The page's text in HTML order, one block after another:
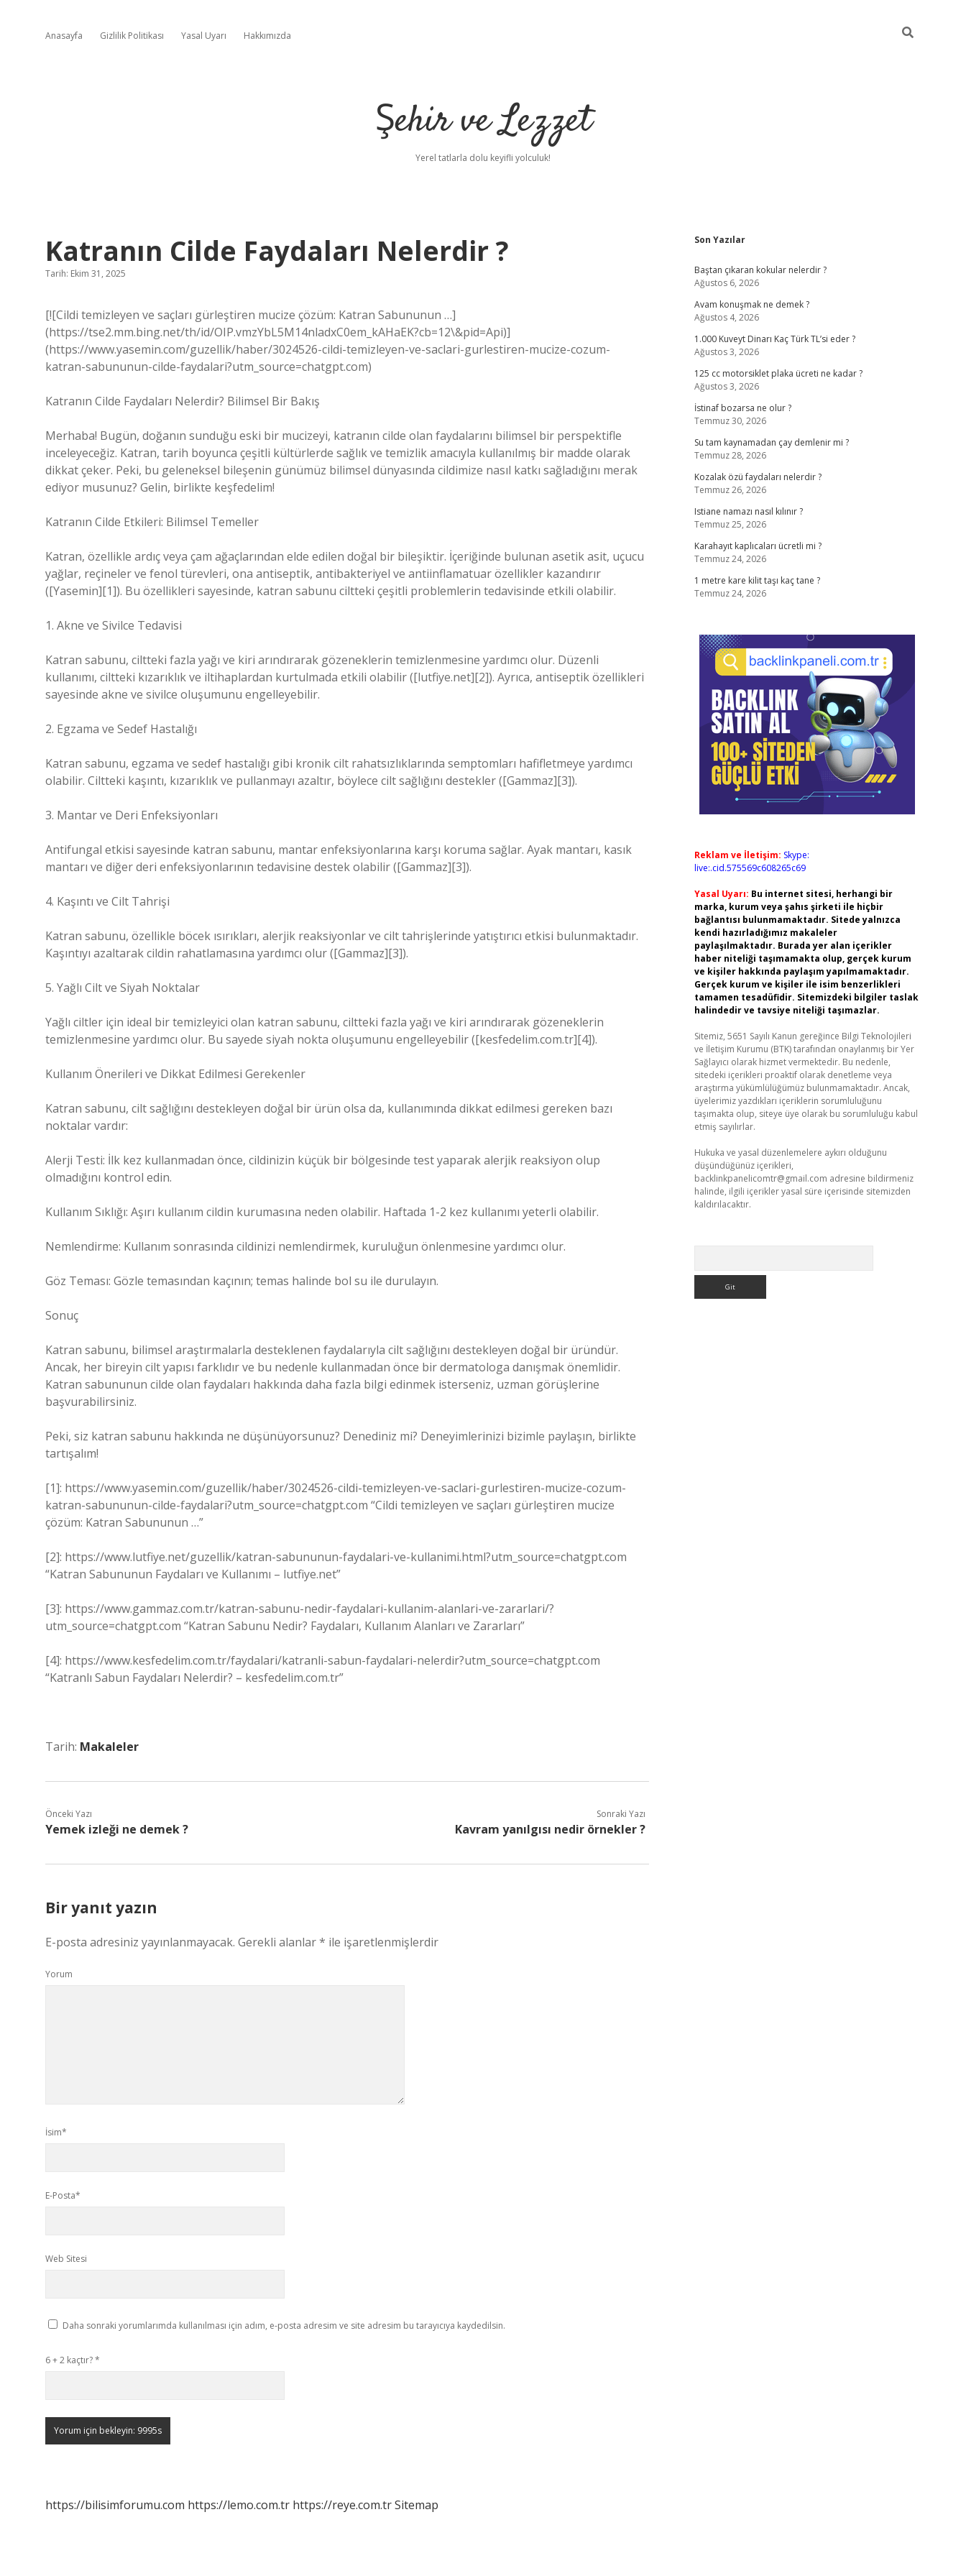
Anasayfa Gizlilik Politikası Yasal Uyarı Hakkımızda
Şehir ve Lezzet
Yerel tatlarla dolu keyifli yolculuk!
Katranın Cilde Faydaları Nelerdir ?
Tarih: Ekim 31, 2025
[![Cildi temizleyen ve saçları gürleştiren mucize çözüm: Katran Sabununun …]
(https://tse2.mm.bing.net/th/id/OIP.vmzYbL5M14nladxC0em_kAHaEK?cb=12\&pid=Api)]
(https://www.yasemin.com/guzellik/haber/3024526-cildi-temizleyen-ve-saclari-gurlestiren-mucize-cozum-
katran-sabununun-cilde-faydalari?utm_source=chatgpt.com)
Katranın Cilde Faydaları Nelerdir? Bilimsel Bir Bakış
Merhaba! Bugün, doğanın sunduğu eski bir mucizeyi, katranın cilde olan faydalarını bilimsel bir perspektifle
inceleyeceğiz. Katran, tarih boyunca çeşitli kültürlerde sağlık ve temizlik amacıyla kullanılmış bir madde olarak
dikkat çeker. Peki, bu geleneksel bileşenin günümüz bilimsel dünyasında cildimize nasıl katkı sağladığını merak
ediyor musunuz? Gelin, birlikte keşfedelim!
Katranın Cilde Etkileri: Bilimsel Temeller
Katran, özellikle ardıç veya çam ağaçlarından elde edilen doğal bir bileşiktir. İçeriğinde bulunan asetik asit, uçucu
yağlar, reçineler ve fenol türevleri, ona antiseptik, antibakteriyel ve antiinflamatuar özellikler kazandırır
([Yasemin][1]). Bu özellikleri sayesinde, katran sabunu ciltteki çeşitli problemlerin tedavisinde etkili olabilir.
1. Akne ve Sivilce Tedavisi
Katran sabunu, ciltteki fazla yağı ve kiri arındırarak gözeneklerin temizlenmesine yardımcı olur. Düzenli
kullanımı, ciltteki kızarıklık ve iltihaplardan kurtulmada etkili olabilir ([lutfiye.net][2]). Ayrıca, antiseptik özellikleri
sayesinde akne ve sivilce oluşumunu engelleyebilir.
2. Egzama ve Sedef Hastalığı
Katran sabunu, egzama ve sedef hastalığı gibi kronik cilt rahatsızlıklarında semptomları hafifletmeye yardımcı
olabilir. Ciltteki kaşıntı, kızarıklık ve pullanmayı azaltır, böylece cilt sağlığını destekler ([Gammaz][3]).
3. Mantar ve Deri Enfeksiyonları
Antifungal etkisi sayesinde katran sabunu, mantar enfeksiyonlarına karşı koruma sağlar. Ayak mantarı, kasık
mantarı ve diğer deri enfeksiyonlarının tedavisine destek olabilir ([Gammaz][3]).
4. Kaşıntı ve Cilt Tahrişi
Katran sabunu, özellikle böcek ısırıkları, alerjik reaksiyonlar ve cilt tahrişlerinde yatıştırıcı etkisi bulunmaktadır.
Kaşıntıyı azaltarak cildin rahatlamasına yardımcı olur ([Gammaz][3]).
5. Yağlı Cilt ve Siyah Noktalar
Yağlı ciltler için ideal bir temizleyici olan katran sabunu, ciltteki fazla yağı ve kiri arındırarak gözeneklerin
temizlenmesine yardımcı olur. Bu sayede siyah nokta oluşumunu engelleyebilir ([kesfedelim.com.tr][4]).
Kullanım Önerileri ve Dikkat Edilmesi Gerekenler
Katran sabunu, cilt sağlığını destekleyen doğal bir ürün olsa da, kullanımında dikkat edilmesi gereken bazı
noktalar vardır:
Alerji Testi: İlk kez kullanmadan önce, cildinizin küçük bir bölgesinde test yaparak alerjik reaksiyon olup
olmadığını kontrol edin.
Kullanım Sıklığı: Aşırı kullanım cildin kurumasına neden olabilir. Haftada 1-2 kez kullanımı yeterli olabilir.
Nemlendirme: Kullanım sonrasında cildinizi nemlendirmek, kuruluğun önlenmesine yardımcı olur.
Göz Teması: Gözle temasından kaçının; temas halinde bol su ile durulayın.
Sonuç
Katran sabunu, bilimsel araştırmalarla desteklenen faydalarıyla cilt sağlığını destekleyen doğal bir üründür.
Ancak, her bireyin cilt yapısı farklıdır ve bu nedenle kullanmadan önce bir dermatologa danışmak önemlidir.
Katran sabununun cilde olan faydaları hakkında daha fazla bilgi edinmek isterseniz, uzman görüşlerine
başvurabilirsiniz.
Peki, siz katran sabunu hakkında ne düşünüyorsunuz? Denediniz mi? Deneyimlerinizi bizimle paylaşın, birlikte
tartışalım!
[1]: https://www.yasemin.com/guzellik/haber/3024526-cildi-temizleyen-ve-saclari-gurlestiren-mucize-cozum-
katran-sabununun-cilde-faydalari?utm_source=chatgpt.com “Cildi temizleyen ve saçları gürleştiren mucize
çözüm: Katran Sabununun …”
[2]: https://www.lutfiye.net/guzellik/katran-sabununun-faydalari-ve-kullanimi.html?utm_source=chatgpt.com
“Katran Sabununun Faydaları ve Kullanımı – lutfiye.net”
[3]: https://www.gammaz.com.tr/katran-sabunu-nedir-faydalari-kullanim-alanlari-ve-zararlari/?
utm_source=chatgpt.com “Katran Sabunu Nedir? Faydaları, Kullanım Alanları ve Zararları”
[4]: https://www.kesfedelim.com.tr/faydalari/katranli-sabun-faydalari-nelerdir?utm_source=chatgpt.com
“Katranlı Sabun Faydaları Nelerdir? – kesfedelim.com.tr”
Tarih: Makaleler
Önceki Yazı
Yemek izleği ne demek ?
Sonraki Yazı
Kavram yanılgısı nedir örnekler ?
Bir yanıt yazın
E-posta adresiniz yayınlanmayacak. Gerekli alanlar* ile işaretlenmişlerdir
Yorum
İsim*
E-Posta*
Web Sitesi
Daha sonraki yorumlarımda kullanılması için adım, e-posta adresim ve site adresim bu tarayıcıya kaydedilsin.
6 + 2 kaçtır?*
https://bilisimforumu.com https://lemo.com.tr https://reye.com.trSitemap
Sidebar
Son Yazılar
Baştan çıkaran kokular nelerdir ?
Ağustos 6, 2026
Avam konuşmak ne demek ?
Ağustos 4, 2026
1.000 Kuveyt Dinarı Kaç Türk TL’si eder ?
Ağustos 3, 2026
125 cc motorsiklet plaka ücreti ne kadar ?
Ağustos 3, 2026
İstinaf bozarsa ne olur ?
Temmuz 30, 2026
Su tam kaynamadan çay demlenir mi ?
Temmuz 28, 2026
Kozalak özü faydaları nelerdir ?
Temmuz 26, 2026
Istiane namazı nasıl kılınır ?
Temmuz 25, 2026
Karahayıt kaplıcaları ücretli mi ?
Temmuz 24, 2026
1 metre kare kilit taşı kaç tane ?
Temmuz 24, 2026
Reklam ve İletişim: Skype:
live:.cid.575569c608265c69
Yasal Uyarı: Bu internet sitesi, herhangi bir
marka, kurum veya şahıs şirketi ile hiçbir
bağlantısı bulunmamaktadır. Sitede yalnızca
kendi hazırladığımız makaleler
paylaşılmaktadır. Burada yer alan içerikler
haber niteliği taşımamakta olup, gerçek kurum
ve kişiler hakkında paylaşım yapılmamaktadır.
Gerçek kurum ve kişiler ile isim benzerlikleri
tamamen tesadüfidir. Sitemizdeki bilgiler taslak
halindedir ve tavsiye niteliği taşımazlar.
Sitemiz, 5651 Sayılı Kanun gereğince Bilgi Teknolojileri
ve İletişim Kurumu (BTK) tarafından onaylanmış bir Yer
Sağlayıcı olarak hizmet vermektedir. Bu nedenle,
sitedeki içerikleri proaktif olarak denetleme veya
araştırma yükümlülüğümüz bulunmamaktadır. Ancak,
üyelerimiz yazdıkları içeriklerin sorumluluğunu
taşımakta olup, siteye üye olarak bu sorumluluğu kabul
etmiş sayılırlar.
Hukuka ve yasal düzenlemelere aykırı olduğunu
düşündüğünüz içerikleri,
backlinkpanelicomtr@gmail.com adresine bildirmeniz
halinde, ilgili içerikler yasal süre içerisinde sitemizden
kaldırılacaktır.